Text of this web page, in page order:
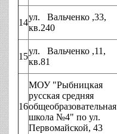
14
ул. Вальченко ,33,
кв.240
15
ул. Вальченко ,11,
кв.81
16
МОУ "Рыбницкая
русская средняя
общеобразовательная
школа №4" по ул.
Первомайской, 43